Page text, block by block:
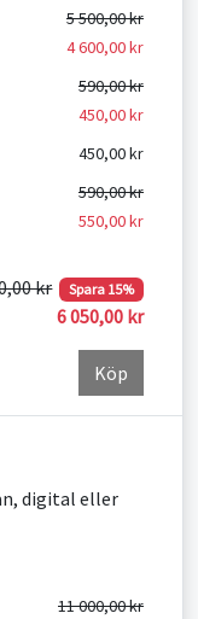
5 500,00 kr
4 600,00 kr
590,00 kr
450,00 kr
450,00 kr
590,00 kr
550,00 kr
kr Spara 15%
6 050,00 kr
Köp
digital eller
11 000,00 kr